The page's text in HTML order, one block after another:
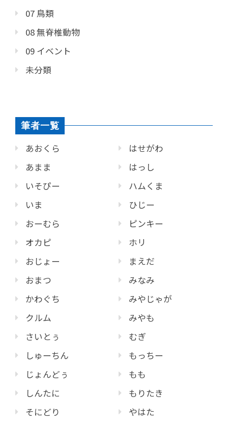
07 鳥類
08 無脊椎動物
09 イベント
未分類
筆者一覧
あおくら
あまま
いそぴー
いま
おーむら
オカピ
おじょー
おまつ
かわぐち
クルム
さいとぅ
しゅーちん
じょんどぅ
しんたに
そにどり
はせがわ
はっし
ハムくま
ひじー
ピンキー
ホリ
まえだ
みなみ
みやじゃが
みやも
むぎ
もっちー
もも
もりたき
やはた